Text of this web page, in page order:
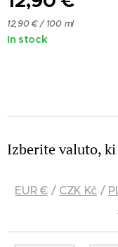
12,90 € / 100 ml
In stock
Izberite valuto,
EUR €/ CZK Kč /